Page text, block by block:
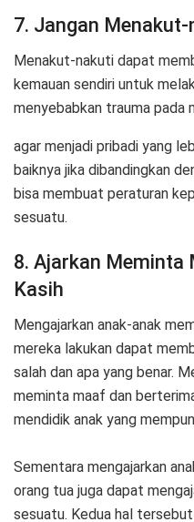
7. Jangan
Menakut-nakuti dapat
kemauan sendiri untuk
menyebabkan trauma pada
agar menjadi pribadi yang
baiknya jika dibandingkan
bisa membuat peraturan
sesuatu.
8. Ajarkan Meminta
Kasih
Mengajarkan anak-anak
mereka lakukan dapat
salah dan apa yang benar.
meminta maaf dan
mendidik anak yang
Sementara mengajarkan
orang tua juga dapat
sesuatu. Kedua hal